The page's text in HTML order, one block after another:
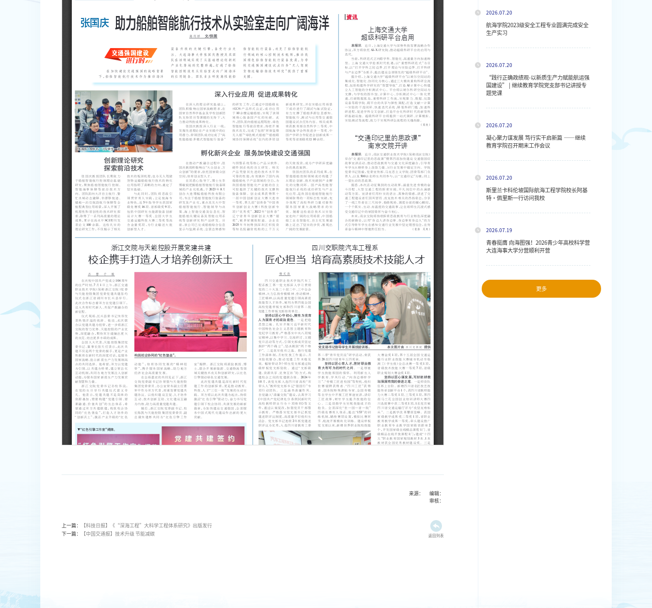
来源： 编辑：
审核：
上一篇：
【科技日报】《“深海工程”大科学工程体系研究》出版发行
下一篇：
【中国交通报】技术升级 节能减碳 返回列表
2026.07.20
航海学院2023级安全工程专业圆满完成安全
生产实习
2026.07.20
“践行正确政绩观-以新质生产力赋能航运强
国建设” | 继续教育学院党支部书记讲授专
题党课
2026.07.20
凝心聚力谋发展 笃行实干启新篇 ——继续
教育学院召开期末工作会议
2026.07.20
斯里兰卡科伦坡国际航海工程学院校长阿基
特・佩里斯一行访问我校
2026.07.19
青春挺膺 向海图强！2026青少年高校科学营
大连海事大学分营顺利开营
更多